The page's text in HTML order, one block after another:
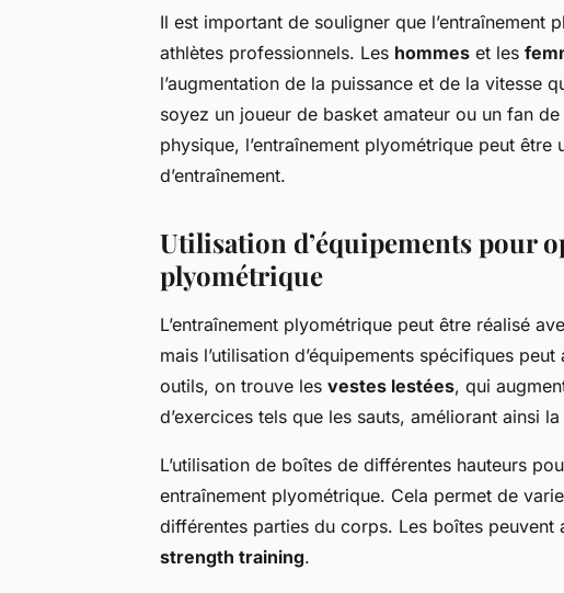
Il est important de souligner que l’entraînement
athlètes professionnels. Les hommes et les
l’augmentation de la puissance et de la vitesse
soyez un joueur de basket amateur ou un fan
physique, l’entraînement plyométrique peut
d’entraînement.
Utilisation d’équipements pour
plyométrique
L’entraînement plyométrique peut être réalisé
mais l’utilisation d’équipements spécifiques
outils, on trouve les vestes lestées, qui
d’exercices tels que les sauts, améliorant ainsi
L’utilisation de boîtes de différentes hauteurs
entraînement plyométrique. Cela permet de
différentes parties du corps. Les boîtes
strength training.